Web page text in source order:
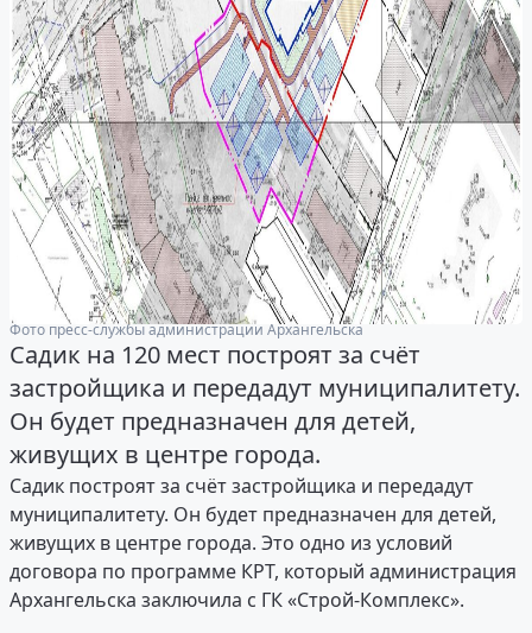
Фото пресс-службы администрации Архангельска
Садик на 120 мест построят за счёт
застройщика и передадут муниципалитету.
Он будет предназначен для детей,
живущих в центре города.
Садик построят за счёт застройщика и передадут
муниципалитету. Он будет предназначен для детей,
живущих в центре города. Это одно из условий
договора по программе КРТ, который администрация
Архангельска заключила с ГК «Строй-Комплекс».